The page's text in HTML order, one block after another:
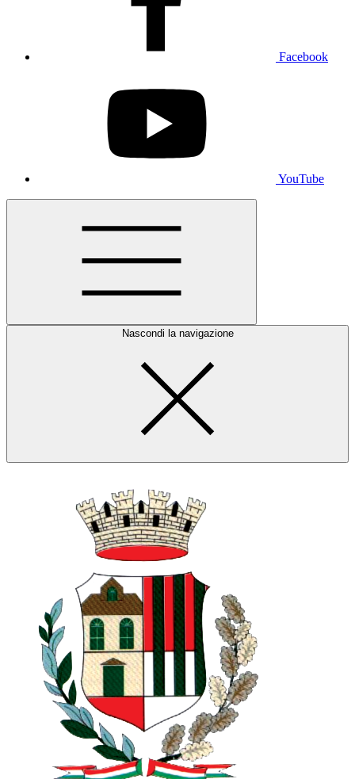
Facebook
YouTube
Nascondi la navigazione